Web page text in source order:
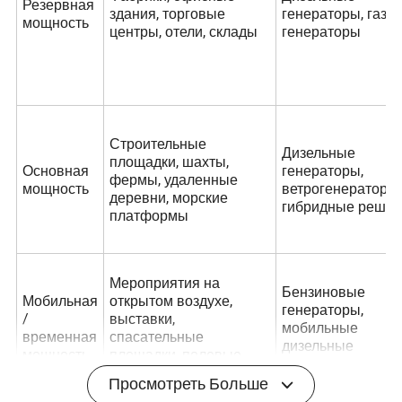
Резервная
мощность
здания, торговые
центры, отели, склады
генераторы,
генераторы
Основная
мощность
Строительные
площадки, шахты,
фермы, удаленные
деревни, морские
платформы
Дизельные
генераторы,
ветрогенераторы,
гибридные
Мобильная
/
временная
Мероприятия на
открытом воздухе,
выставки,
спасательные
работы
Бензиновые
генераторы,
мобильные
дизельные
генераторы
Просмотреть Больше